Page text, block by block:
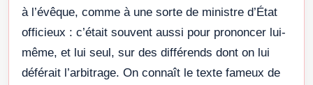
à l’évêque, comme à une sorte de ministre d’État
officieux : c’était souvent aussi pour prononcer lui-
même, et lui seul, sur des différends dont on lui
déférait l’arbitrage. On connaît le texte fameux de